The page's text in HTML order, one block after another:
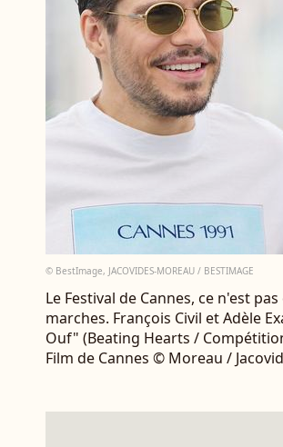
© BestImage, JACOVIDES-MOREAU / BESTIMAGE
Le Festival de Cannes, ce n'est
marches. François Civil et Adèle
Ouf" (Beating Hearts /
Film de Cannes © Moreau /